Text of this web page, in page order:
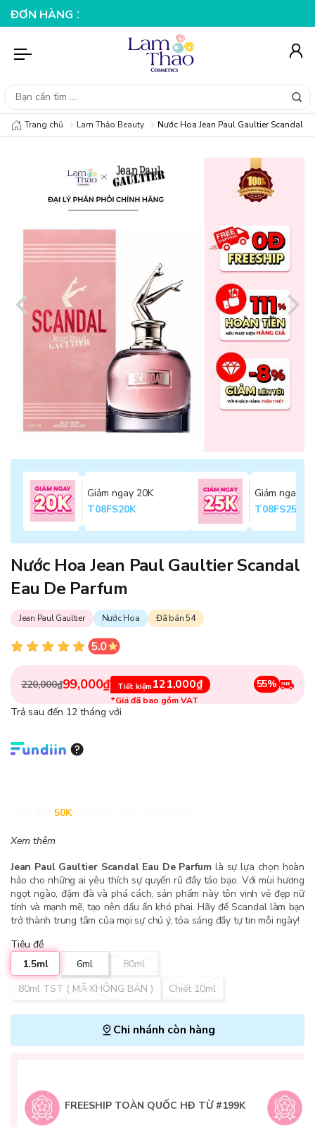
199KNHẬP MÃ T08FS25K - GIẢM NGAY 25K CHO
Trang chủ Lam Thảo Beauty Nước Hoa Jean Paul Gaultier Scandal
Giảm ngay 20K
T08FS20K
Giảm ngay
T08FS25K
Nước Hoa Jean Paul Gaultier Scandal
Eau De Parfum
Jean Paul Gaultier Nước Hoa Đã bán 54
220,000₫99,000₫ Tiết kiệm121,000₫
*Giá đã bao gồm VAT
55%
Trả sau đến 12 tháng với
50K
Xem thêm
Jean Paul Gaultier Scandal Eau De Parfum là sự lựa chọn hoàn
hảo cho những ai yêu thích sự quyến rũ đầy táo bạo. Với mùi hương
ngọt ngào, đậm đà và phá cách, sản phẩm này tôn vinh vẻ đẹp nữ
tính và mạnh mẽ, tạo nên dấu ấn khó phai. Hãy để Scandal làm bạn
trở thành trung tâm của mọi sự chú ý, tỏa sáng đầy tự tin mỗi ngày!
Tiêu đề
1.5ml
6ml
80ml
80ml TST ( MÃ KHÔNG BÁN )
Chiết 10ml
Chi nhánh còn hàng
FREESHIP TOÀN QUỐC HĐ TỪ #199K